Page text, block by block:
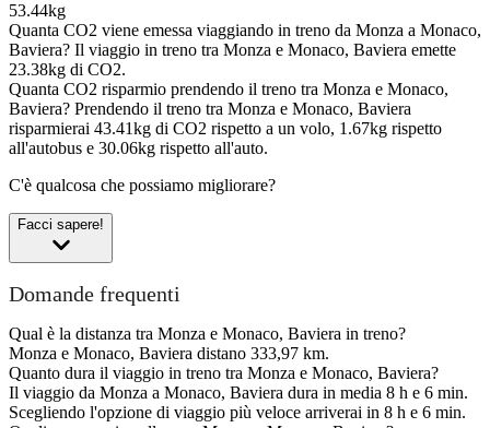
53.44kg
Quanta CO2 viene emessa viaggiando in treno da Monza a Monaco,
Baviera? Il viaggio in treno tra Monza e Monaco, Baviera emette
23.38kg di CO2.
Quanta CO2 risparmio prendendo il treno tra Monza e Monaco,
Baviera? Prendendo il treno tra Monza e Monaco, Baviera
risparmierai 43.41kg di CO2 rispetto a un volo, 1.67kg rispetto
all'autobus e 30.06kg rispetto all'auto.
C'è qualcosa che possiamo migliorare?
Facci sapere!
Domande frequenti
Qual è la distanza tra Monza e Monaco, Baviera in treno?
Monza e Monaco, Baviera distano 333,97 km.
Quanto dura il viaggio in treno tra Monza e Monaco, Baviera?
Il viaggio da Monza a Monaco, Baviera dura in media 8 h e 6 min.
Scegliendo l'opzione di viaggio più veloce arriverai in 8 h e 6 min.